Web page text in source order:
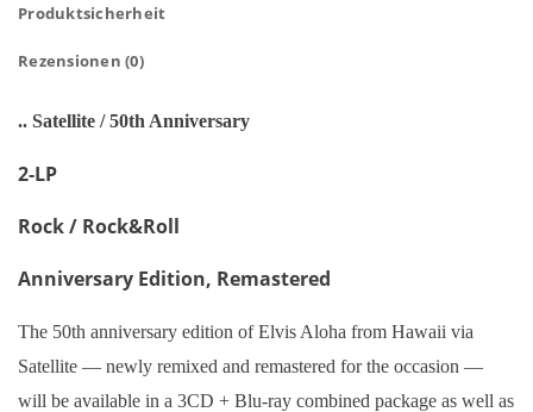
Produktsicherheit
Rezensionen (0)
.. Satellite / 50th Anniversary
2-LP
Rock / Rock&Roll
Anniversary Edition, Remastered
The 50th anniversary edition of Elvis Aloha from Hawaii via
Satellite — newly remixed and remastered for the occasion —
will be available in a 3CD + Blu-ray combined package as well as